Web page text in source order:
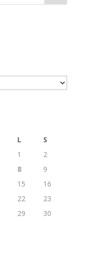
L
S
1
2
8
9
15
16
22
23
29
30